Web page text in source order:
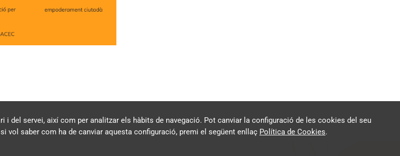
del servei, així com per analitzar els hàbits de navegació. Pot canviar la configuració de les cookies del seu
vol saber com ha de canviar aquesta configuració, premi el següent enllaç Política de Cookies.